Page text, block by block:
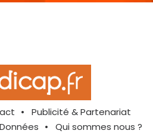
Publicité & Partenariat
Données Qui sommes nous ?